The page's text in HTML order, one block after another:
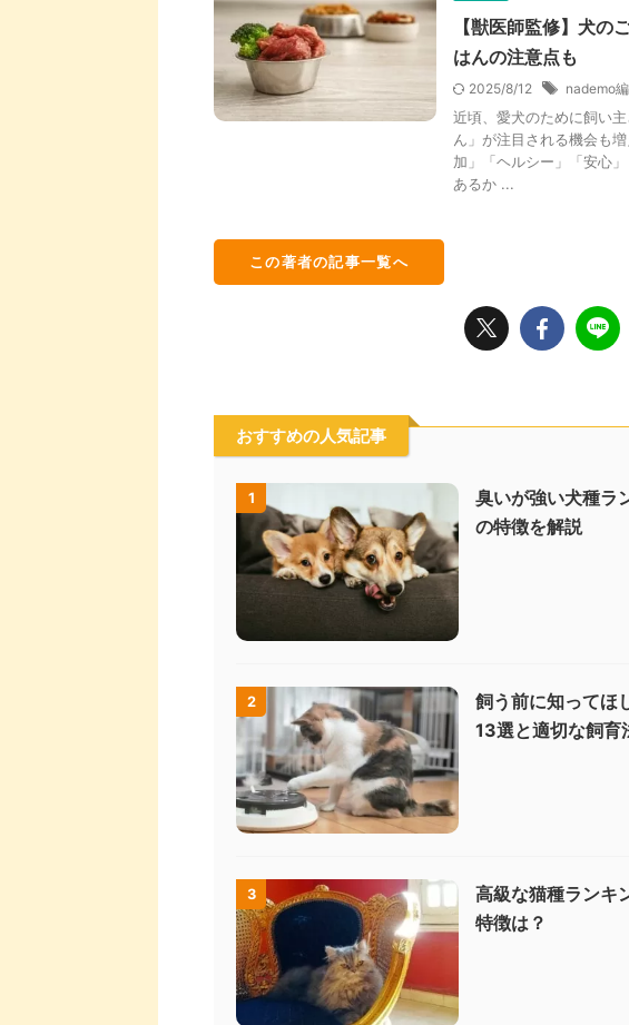
【獣医師監修】犬の
はんの注意点も
2025/8/12 nademo
近頃、愛犬のために飼い
ん」が注目される機会も
加」「ヘルシー」「安心
あるか ...
この著者の記事一覧へ
おすすめの人気記事
1
臭いが強い犬種ラ
の特徴を解説
2
飼う前に知ってほ
13選と適切な飼育
3
高級な猫種ランキ
特徴は？